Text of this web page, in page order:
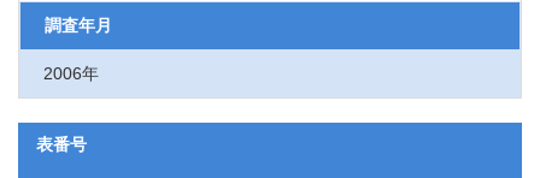
調査年月
2006年
表番号